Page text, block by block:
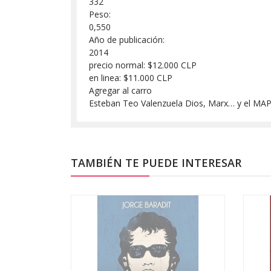
Peso:
0,550
Año de publicación:
2014
precio normal: $12.000 CLP
en linea: $11.000 CLP
Agregar al carro
Esteban Teo Valenzuela Dios, Marx… y el
TAMBIÉN TE PUEDE INTERESAR